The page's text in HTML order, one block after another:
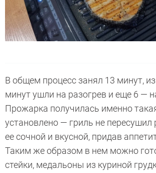
В общем процесс занял 13 минут,
минут ушли на разогрев и еще 6 —
Прожарка получилась именно
установлено — гриль не пересушил
ее сочной и вкусной, придав
Таким же образом в нем можно
стейки, медальоны из куриной